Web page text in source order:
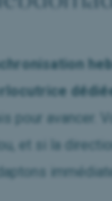
pour avancer.
et si la